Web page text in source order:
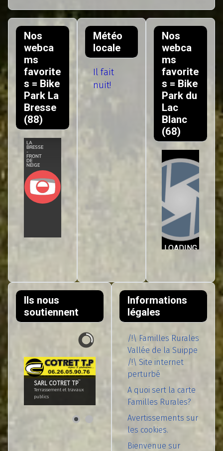
Nos
webca
ms
favorite
s = Bike
Park La
Bresse
(88)
Météo
locale
Il fait
nuit!
Nos
webca
ms
favorite
s = Bike
Park du
Lac
Blanc
(68)
Ils nous
soutiennent
SARL COTRET TP¨
Terrassement et travaux
publics
Informations
légales
/!\ Familles Rurales
Vallée de la Suippe
/!\ Site internet
perturbé
A quoi sert la carte
Familles Rurales?
Avertissements sur
les cookies.
Bienvenue sur